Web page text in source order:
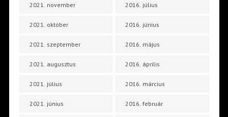
2021. november
2021. október
2021. szeptember
2021. augusztus
2021. július
2021. június
2016. július
2016. június
2016. május
2016. április
2016. március
2016. február